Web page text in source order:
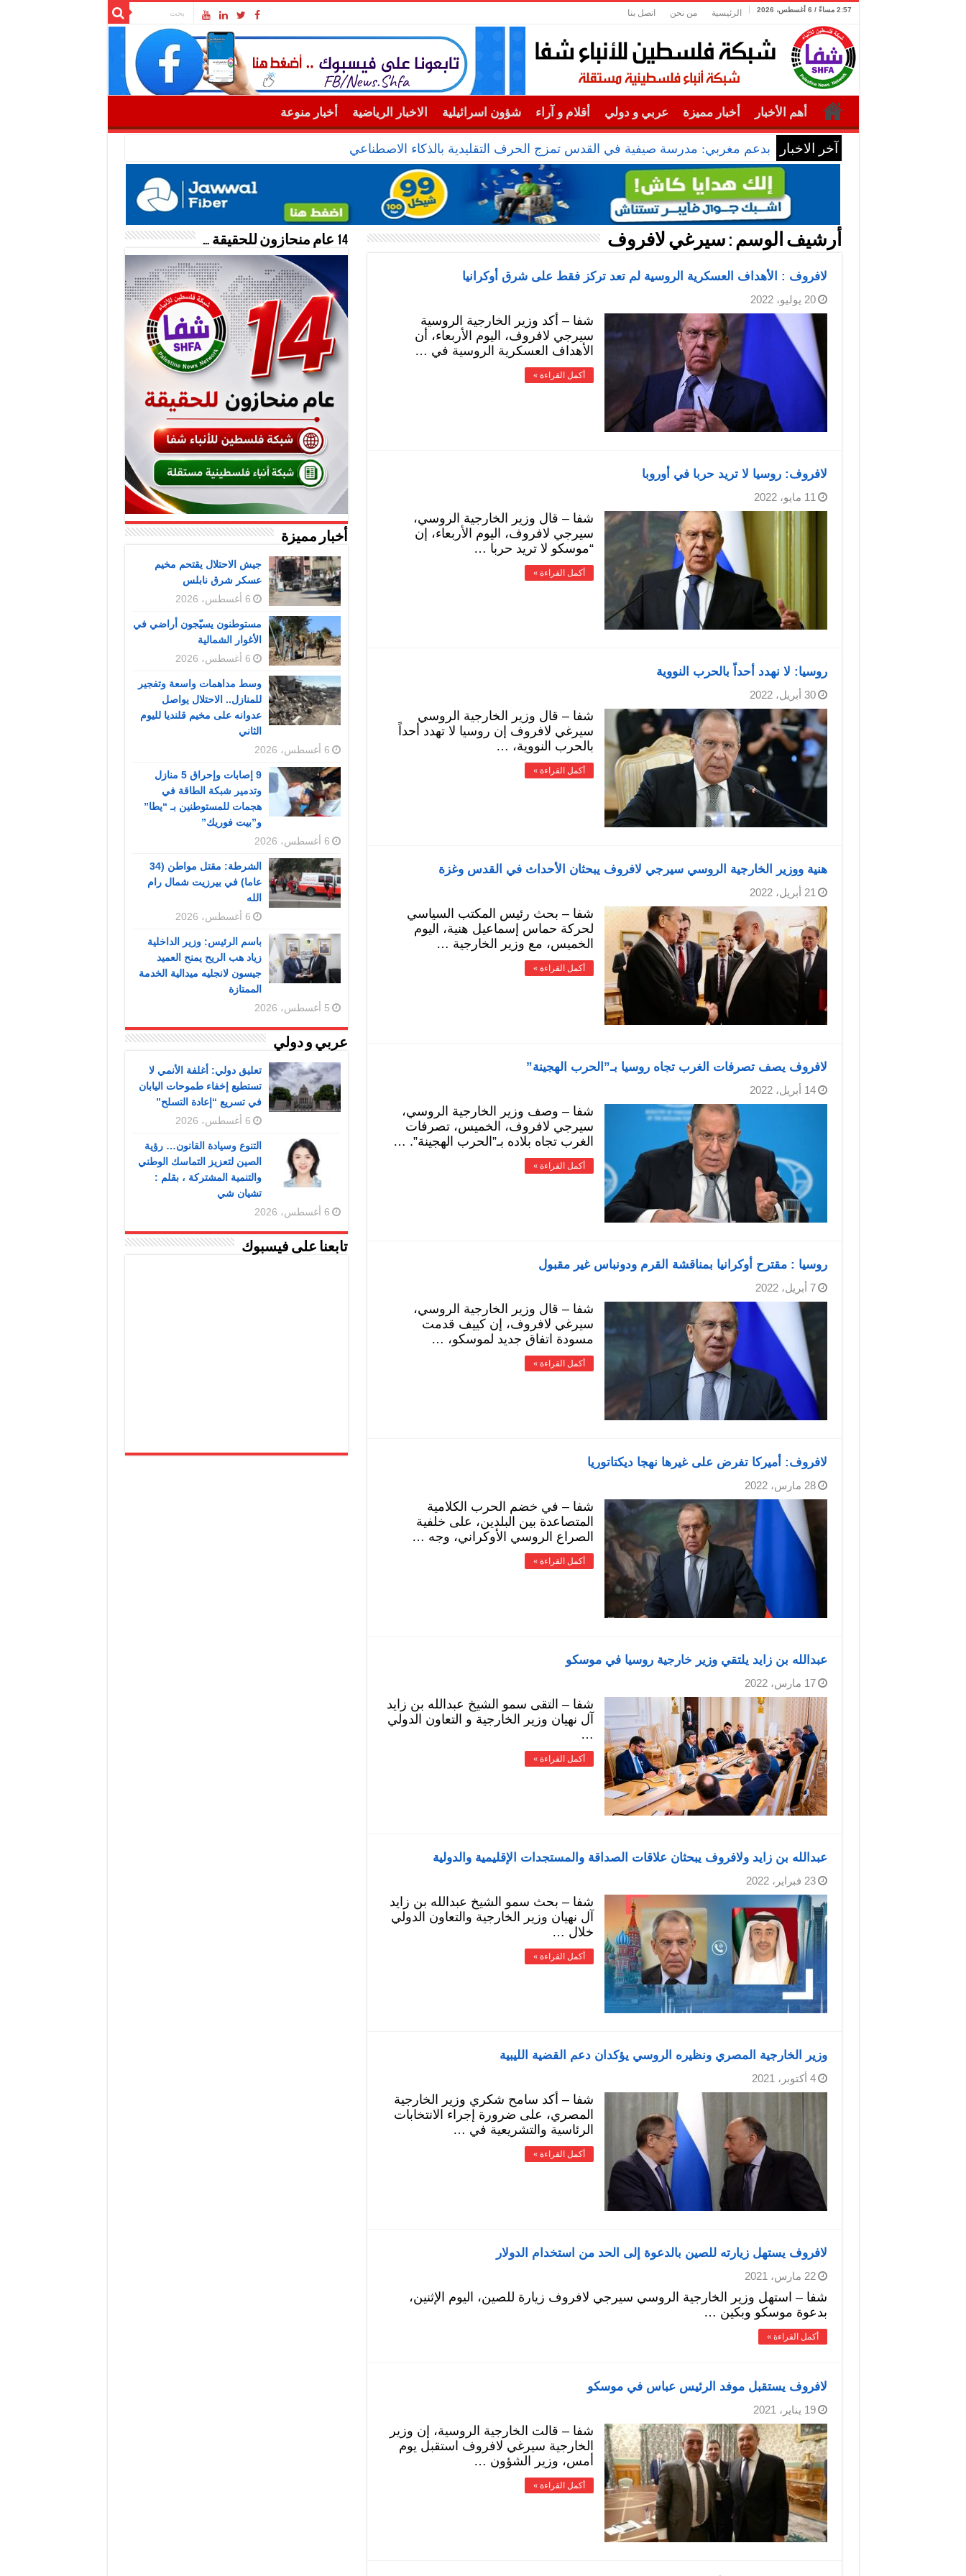
2:57 مساءً / 6 أغسطس، 2026 الرئيسية من نحن اتصل بنا
أهم الأخبار أخبار مميزة عربي و دولي أقلام و آراء شؤون اسرائيلية الاخبار الرياضية أخبار منوعة
آخر الاخبار بدعم مغربي: مدرسة صيفية في القدس تمزج الحرف التقليدية بالذكاء الاصطناعي
أرشيف الوسم : سيرغي لافروف
لافروف : الأهداف العسكرية الروسية لم تعد تركز فقط على شرق أوكرانيا
20 يوليو، 2022
شفا – أكد وزير الخارجية الروسية
سيرجي لافروف، اليوم الأربعاء، أن
الأهداف العسكرية الروسية في …
أكمل القراءة »
لافروف: روسيا لا تريد حربا في أوروبا
11 مايو، 2022
شفا – قال وزير الخارجية الروسي،
سيرجي لافروف، اليوم الأربعاء، إن
“موسكو لا تريد حربا …
أكمل القراءة »
روسيا: لا نهدد أحداً بالحرب النووية
30 أبريل، 2022
شفا – قال وزير الخارجية الروسي
سيرغي لافروف إن روسيا لا تهدد أحداً
بالحرب النووية، …
أكمل القراءة »
هنية ووزير الخارجية الروسي سيرجي لافروف يبحثان الأحداث في القدس وغزة
21 أبريل، 2022
شفا – بحث رئيس المكتب السياسي
لحركة حماس إسماعيل هنية، اليوم
الخميس، مع وزير الخارجية …
أكمل القراءة »
لافروف يصف تصرفات الغرب تجاه روسيا بـ”الحرب الهجينة”
14 أبريل، 2022
شفا – وصف وزير الخارجية الروسي،
سيرجي لافروف، الخميس، تصرفات
الغرب تجاه بلاده بـ”الحرب الهجينة”. …
أكمل القراءة »
روسيا : مقترح أوكرانيا بمناقشة القرم ودونباس غير مقبول
7 أبريل، 2022
شفا – قال وزير الخارجية الروسي،
سيرغي لافروف، إن كييف قدمت
مسودة اتفاق جديد لموسكو، …
أكمل القراءة »
لافروف: أميركا تفرض على غيرها نهجا ديكتاتوريا
28 مارس، 2022
شفا – في خضم الحرب الكلامية
المتصاعدة بين البلدين، على خلفية
الصراع الروسي الأوكراني، وجه …
أكمل القراءة »
عبدالله بن زايد يلتقي وزير خارجية روسيا في موسكو
17 مارس، 2022
شفا – التقى سمو الشيخ عبدالله بن زايد
آل نهيان وزير الخارجية و التعاون الدولي
…
أكمل القراءة »
عبدالله بن زايد ولافروف يبحثان علاقات الصداقة والمستجدات الإقليمية والدولية
23 فبراير، 2022
شفا – بحث سمو الشيخ عبدالله بن زايد
آل نهيان وزير الخارجية والتعاون الدولي
خلال …
أكمل القراءة »
وزير الخارجية المصري ونظيره الروسي يؤكدان دعم القضية الليبية
4 أكتوبر، 2021
شفا – أكد سامح شكري وزير الخارجية
المصري، على ضرورة إجراء الانتخابات
الرئاسية والتشريعية في …
أكمل القراءة »
لافروف يستهل زيارته للصين بالدعوة إلى الحد من استخدام الدولار
22 مارس، 2021
شفا – استهل وزير الخارجية الروسي سيرجي لافروف زيارة للصين، اليوم الإثنين،
بدعوة موسكو وبكين …
أكمل القراءة »
لافروف يستقبل موفد الرئيس عباس في موسكو
19 يناير، 2021
شفا – قالت الخارجية الروسية، إن وزير
الخارجية سيرغي لافروف استقبل يوم
أمس، وزير الشؤون …
أكمل القراءة »
14 عام منحازون للحقيقة …
أخبار مميزة
جيش الاحتلال يقتحم مخيم
عسكر شرق نابلس
6 أغسطس، 2026
مستوطنون يسيّجون أراضي في
الأغوار الشمالية
6 أغسطس، 2026
وسط مداهمات واسعة وتفجير
للمنازل.. الاحتلال يواصل
عدوانه على مخيم قلنديا لليوم
الثاني
6 أغسطس، 2026
9 إصابات وإحراق 5 منازل
وتدمير شبكة الطاقة في
هجمات للمستوطنين بـ “يطا”
و”بيت فوريك”
6 أغسطس، 2026
الشرطة: مقتل مواطن (34
عاما) في بيرزيت شمال رام
الله
6 أغسطس، 2026
باسم الرئيس: وزير الداخلية
زياد هب الريح يمنح العميد
جيسون لانجليه ميدالية الخدمة
الممتازة
5 أغسطس، 2026
عربي و دولي
تعليق دولي: أغلفة الأنمي لا
تستطيع إخفاء طموحات اليابان
في تسريع “إعادة التسلح”
6 أغسطس، 2026
التنوع وسيادة القانون… رؤية
الصين لتعزيز التماسك الوطني
والتنمية المشتركة ، بقلم :
تشيان شي
6 أغسطس، 2026
تابعنا على فيسبوك